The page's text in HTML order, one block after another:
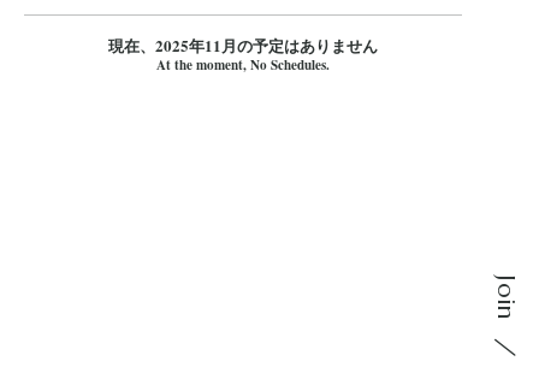
Join
現在、2025年11月の予定はありません
At the moment, No Schedules.